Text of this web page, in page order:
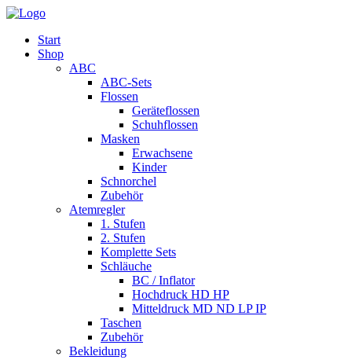
Start
Shop
ABC
ABC-Sets
Flossen
Geräteflossen
Schuhflossen
Masken
Erwachsene
Kinder
Schnorchel
Zubehör
Atemregler
1. Stufen
2. Stufen
Komplette Sets
Schläuche
BC / Inflator
Hochdruck HD HP
Mitteldruck MD ND LP IP
Taschen
Zubehör
Bekleidung